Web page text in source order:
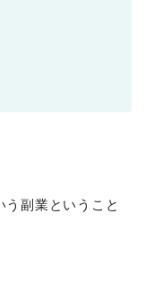
副業ということ